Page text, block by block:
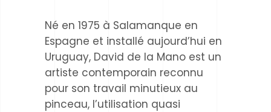
Né en 1975 à Salamanque en
Espagne et installé aujourd’hui en
Uruguay, David de la Mano est un
artiste contemporain reconnu
pour son travail minutieux au
pinceau, l’utilisation quasi